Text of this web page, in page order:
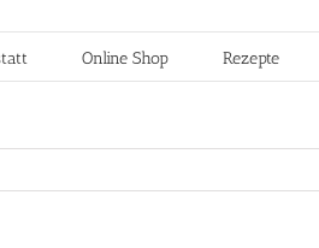
Online Shop Rezepte